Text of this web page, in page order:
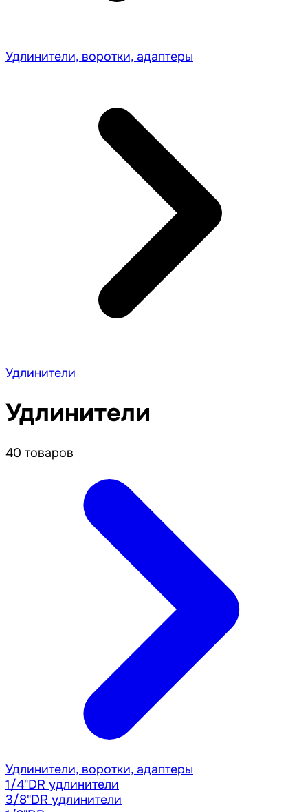
Удлинители, воротки, адаптеры
Удлинители
Удлинители
40 товаров
Удлинители, воротки, адаптеры
1/4"DR удлинители
3/8"DR удлинители